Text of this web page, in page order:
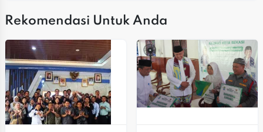
Rekomendasi Untuk Anda